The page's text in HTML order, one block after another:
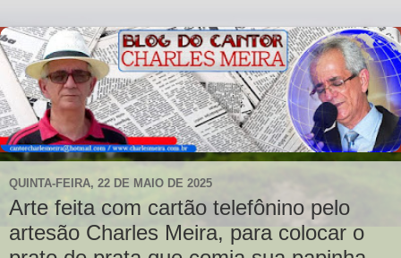
QUINTA-FEIRA, 22 DE MAIO DE 2025
Arte feita com cartão telefônino pelo
artesão Charles Meira, para colocar o